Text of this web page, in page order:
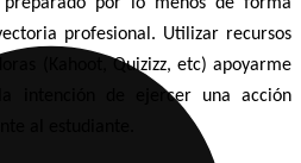
profesional. Utilizar recursos
(Kahoot, Quizizz, etc) apoyarme
intención de ejercer una acción
al estudiante.